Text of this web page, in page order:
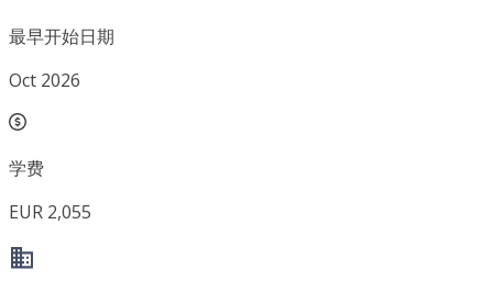
最早开始日期
Oct 2026
学费
EUR 2,055